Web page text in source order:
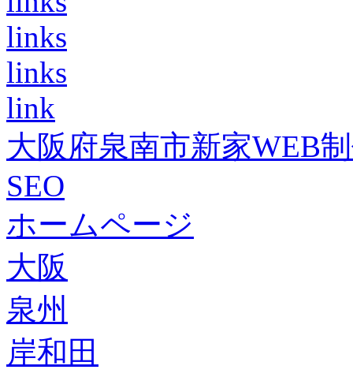
links
links
link
大阪府泉南市新家WEB
SEO
ホームページ
大阪
泉州
岸和田